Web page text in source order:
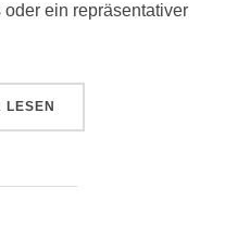
ein repräsentativer
ÜBER „PR 172 | GE03“
LESEN